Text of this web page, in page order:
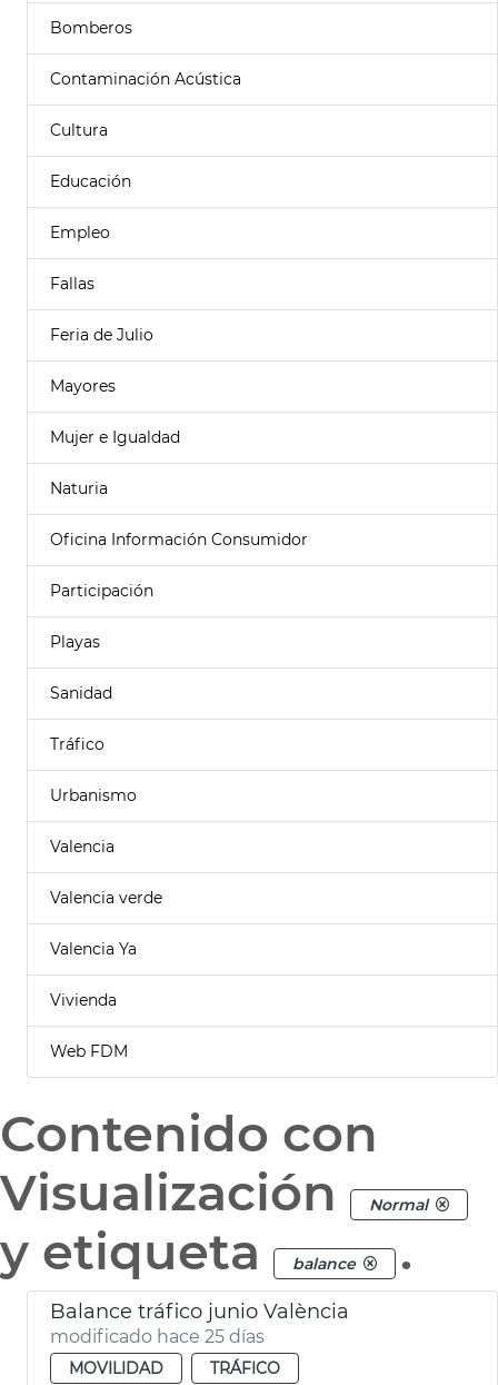
Bomberos
Contaminación Acústica
Cultura
Educación
Empleo
Fallas
Feria de Julio
Mayores
Mujer e Igualdad
Naturia
Oficina Información Consumidor
Participación
Playas
Sanidad
Tráfico
Urbanismo
Valencia
Valencia verde
Valencia Ya
Vivienda
Web FDM
Contenido con
Visualización
Normal
y etiqueta balance .
Balance tráfico junio València
modificado hace 25 días
MOVILIDAD
TRÁFICO